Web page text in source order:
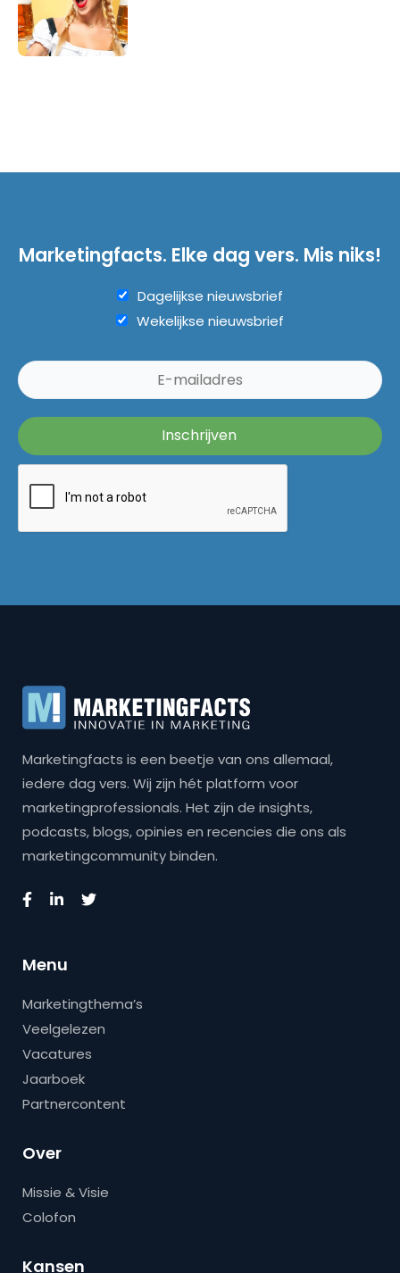
Marketingfacts. Elke dag vers. Mis niks!
Dagelijkse nieuwsbrief
Wekelijkse nieuwsbrief
Marketingfacts is een beetje van ons allemaal,
iedere dag vers. Wij zijn hét platform voor
marketingprofessionals. Het zijn de insights,
podcasts, blogs, opinies en recencies die ons als
marketingcommunity binden.
Menu
Marketingthema’s
Veelgelezen
Vacatures
Jaarboek
Partnercontent
Over
Missie & Visie
Colofon
Kansen